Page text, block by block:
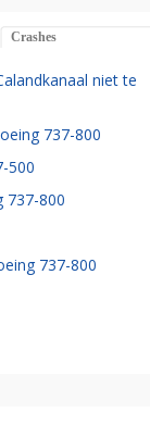
Crashes
niet te
737-800
500
737-800
737-800